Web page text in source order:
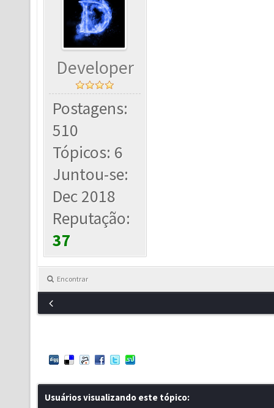
Developer
Postagens:
510
Tópicos: 6
Juntou-se:
Dec 2018
Reputação:
37
Encontrar
Usuários visualizando este tópico: